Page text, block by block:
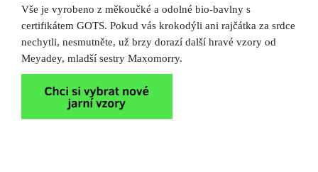
Vše je vyrobeno z měkoučké a odolné bio-bavlny s
certifikátem GOTS. Pokud vás krokodýli ani rajčátka za srdce
nechytli, nesmutněte, už brzy dorazí další hravé vzory od
Meyadey, mladší sestry Maxomorry.
o
p
o
u